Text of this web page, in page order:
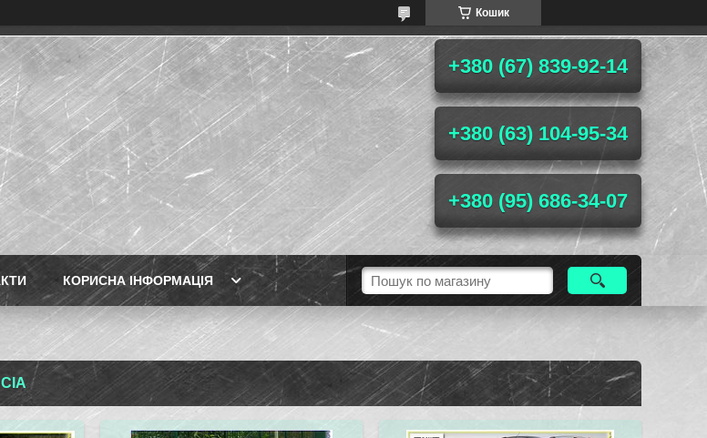
Кошик
+380 (67) 839-92-14
+380 (63) 104-95-34
+380 (95) 686-34-07
КОРИСНА ІНФОРМАЦІЯ